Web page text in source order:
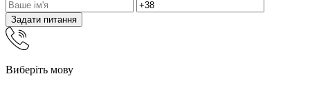
Задати питання
Виберіть мову